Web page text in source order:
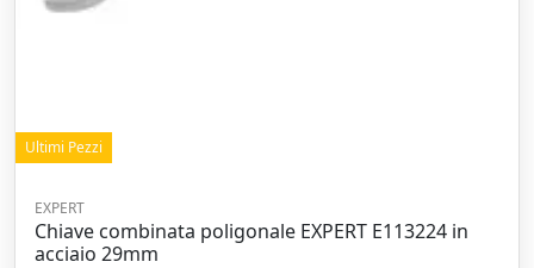
Ultimi Pezzi
EXPERT
Chiave combinata poligonale EXPERT E113224 in
acciaio 29mm